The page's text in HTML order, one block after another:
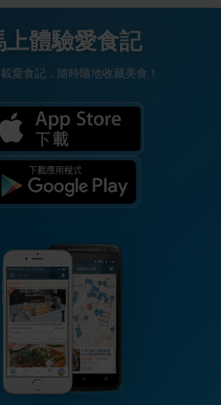
上體驗愛食記
愛食記，隨時隨地收藏美食！